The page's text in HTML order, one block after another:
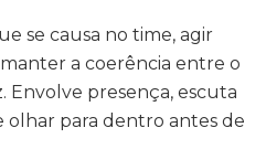
se causa no time, agir
a coerência entre o
Envolve presença, escuta
olhar para dentro antes de